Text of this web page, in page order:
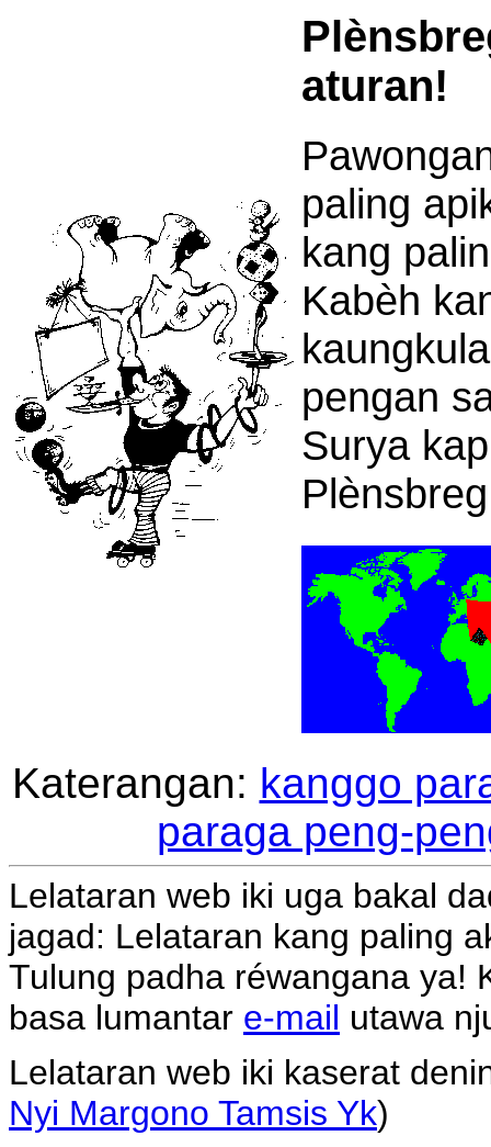
aturan!
paling
kang
Kabèh
pengan
Surya
Katerangan: kanggo
paraga peng-
Lelataran web iki uga bakal
jagad: Lelataran kang paling
Tulung padha réwangana ya!
basa lumantar e-mail utawa
Lelataran web iki kaserat
Nyi Margono Tamsis Yk)